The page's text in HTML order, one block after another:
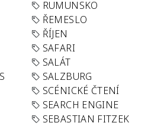
RUMUNSKO
ŘEMESLO
ŘÍJEN
SAFARI
SALÁT
SALZBURG
SCÉNICKÉ ČTENÍ
SEARCH ENGINE
SEBASTIAN FITZEK